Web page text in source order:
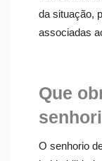
da situação,
associadas
Que
O senhorio